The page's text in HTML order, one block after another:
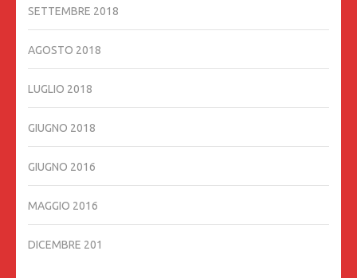
SETTEMBRE 2018
AGOSTO 2018
LUGLIO 2018
GIUGNO 2018
GIUGNO 2016
MAGGIO 2016
DICEMBRE 201